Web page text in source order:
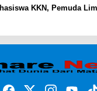
KKN, Pemuda